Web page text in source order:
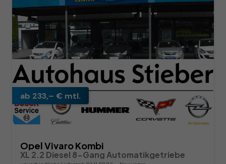
ab 233,– € mtl.
Opel Vivaro Kombi
XL 2.2 Diesel 8-Gang Automatikgetriebe